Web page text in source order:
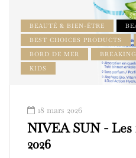
BEAUTÉ & BIEN-ÊTRE
BEST CHOICES PRODUCTS
BORD DE MER
KIDS
18 mars 2026
NIVEA SUN - Les
2026